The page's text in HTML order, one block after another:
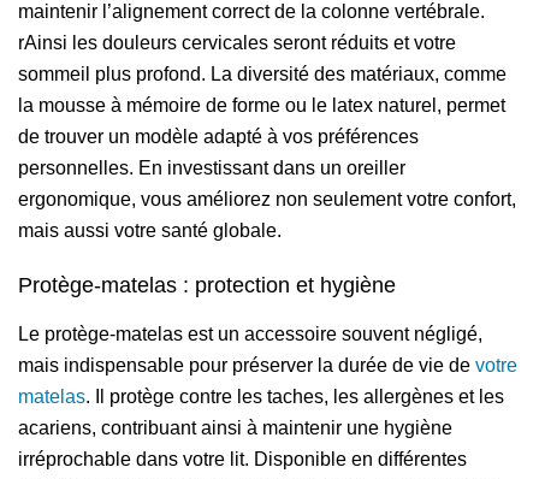
maintenir l’alignement correct de la colonne vertébrale.
rAinsi les douleurs cervicales seront réduits et votre
sommeil plus profond. La diversité des matériaux, comme
la mousse à mémoire de forme ou le latex naturel, permet
de trouver un modèle adapté à vos préférences
personnelles. En investissant dans un oreiller
ergonomique, vous améliorez non seulement votre confort,
mais aussi votre santé globale.
Protège-matelas : protection et hygiène
Le protège-matelas est un accessoire souvent négligé,
mais indispensable pour préserver la durée de vie de votre
matelas. Il protège contre les taches, les allergènes et les
acariens, contribuant ainsi à maintenir une hygiène
irréprochable dans votre lit. Disponible en différentes